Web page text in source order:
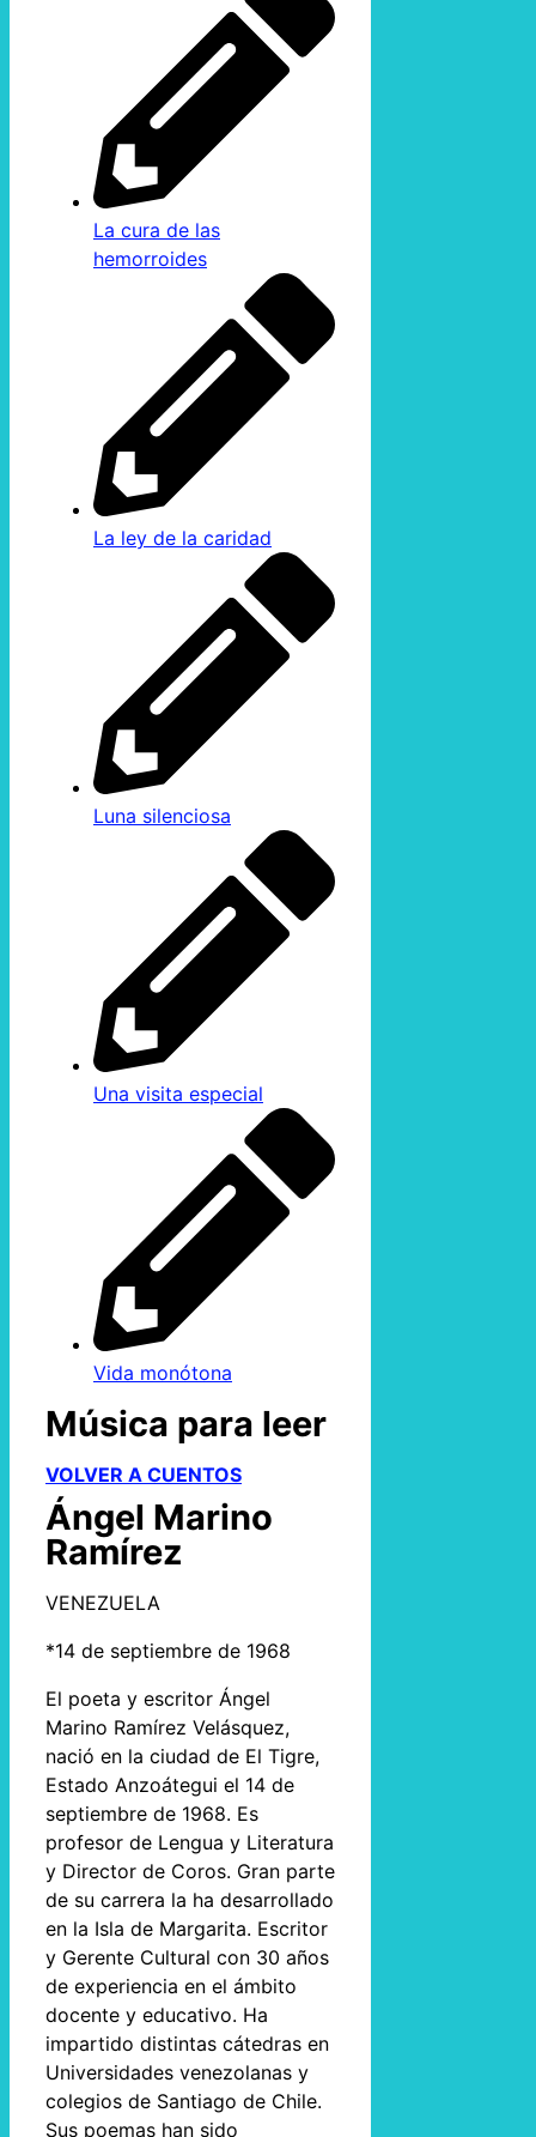
La cura de las
hemorroides
La ley de la caridad
Luna silenciosa
Una visita especial
Vida monótona
Música para leer
VOLVER A CUENTOS
Ángel Marino
Ramírez
VENEZUELA
*14 de septiembre de 1968
El poeta y escritor Ángel
Marino Ramírez Velásquez,
nació en la ciudad de El Tigre,
Estado Anzoátegui el 14 de
septiembre de 1968. Es
profesor de Lengua y Literatura
y Director de Coros. Gran parte
de su carrera la ha desarrollado
en la Isla de Margarita. Escritor
y Gerente Cultural con 30 años
de experiencia en el ámbito
docente y educativo. Ha
impartido distintas cátedras en
Universidades venezolanas y
colegios de Santiago de Chile.
Sus poemas han sido